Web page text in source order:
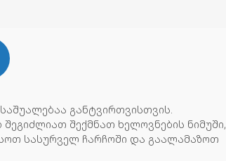
განტვირთვისთვის.
შექმნათ ხელოვნების ნიმუში,
სასურველ ჩარჩოში და გაალამაზოთ